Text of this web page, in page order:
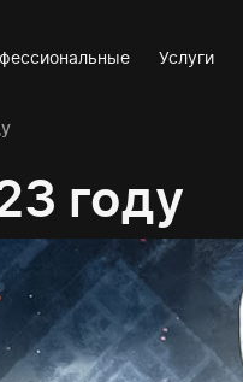
Услуги
году